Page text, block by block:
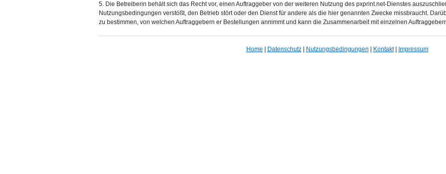
5. Die Betreiberin behält sich das Recht vor, einen Auftraggeber von der weiteren Nutzung des pxprint.net-Dienstes
Nutzungsbedingungen verstößt, den Betrieb stört oder den Dienst für andere als die hier genannten Zwecke missbraucht.
zu bestimmen, von welchen Auftraggebern er Bestellungen annimmt und kann die Zusammenarbeit mit einzelnen
Home Datenschutz| Nutzungsbedingungen Kontakt| Impressum